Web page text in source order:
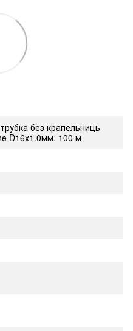
без крапельниць
D16х1.0мм, 100 м